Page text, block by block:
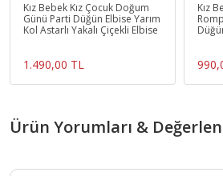
Kız Bebek Kız Çocuk Doğum
Günü Parti Düğün Elbise Yarım
Kol Astarlı Yakalı Çiçekli Elbise
1.490,00 TL
Kız
Ürün Yorumları &